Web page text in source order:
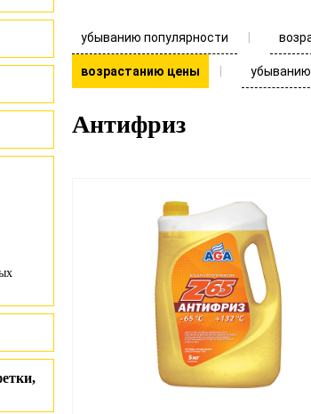
убыванию популярности
возрастанию цены
Антифриз